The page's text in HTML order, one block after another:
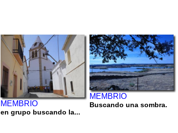
MEMBRIO
en grupo buscando la...
MEMBRIO
Buscando una sombra.